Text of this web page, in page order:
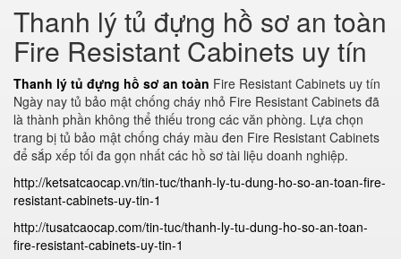
Thanh lý tủ đựng hồ sơ an toàn
Fire Resistant Cabinets uy tín
Thanh lý tủ đựng hồ sơ an toàn Fire Resistant Cabinets uy tín
Ngày nay tủ bảo mật chống cháy nhỏ Fire Resistant Cabinets đã
là thành phần không thể thiếu trong các văn phòng. Lựa chọn
trang bị tủ bảo mật chống cháy màu đen Fire Resistant Cabinets
để sắp xếp tối đa gọn nhất các hồ sơ tài liệu doanh nghiệp.
http://ketsatcaocap.vn/tin-tuc/thanh-ly-tu-dung-ho-so-an-toan-fire-
resistant-cabinets-uy-tin-1
http://tusatcaocap.com/tin-tuc/thanh-ly-tu-dung-ho-so-an-toan-
fire-resistant-cabinets-uy-tin-1